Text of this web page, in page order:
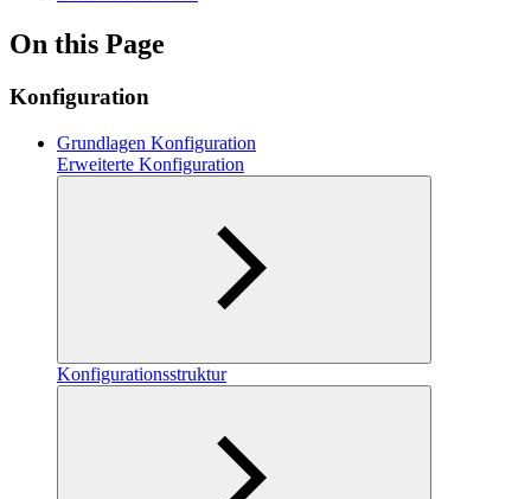
On this Page
Konfiguration
Grundlagen Konfiguration
Erweiterte Konfiguration
Konfigurationsstruktur